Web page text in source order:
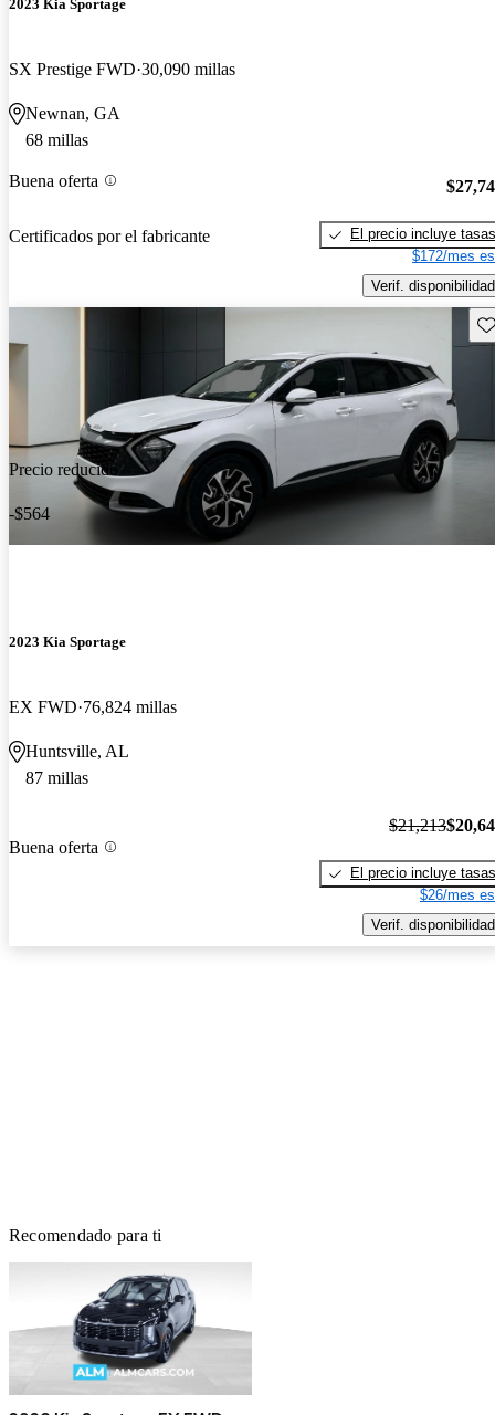
2023 Kia Sportage
SX Prestige FWD 30,090 millas
Newnan, GA
68 millas
Buena oferta
Certificados por el fabricante
El precio incluye tasas
$172/mes
Verif. disponibilidad
Precio reducido
-$564
2023 Kia Sportage
EX FWD 76,824 millas
Huntsville, AL
87 millas
Buena oferta
$21,213
El precio incluye tasas
$26/mes
Verif. disponibilidad
Recomendado para ti